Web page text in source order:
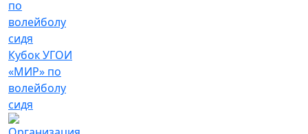
Кубок УГОИ
«МИР» по
волейболу
сидя